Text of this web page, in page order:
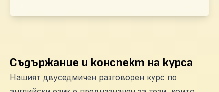
Съдържание и конспект на курса
Нашият двуседмичен разговорен курс по